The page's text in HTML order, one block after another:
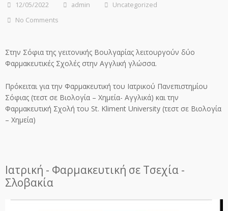
12/05/2022 admin
Uncategorized
No Comments
Στην Σόφια της γειτονικής Βουλγαρίας λειτουργούν δύο
Φαρμακευτικές Σχολές στην Αγγλική γλώσσα.
Πρόκειται για την Φαρμακευτική του Ιατρικού Πανεπιστημίου
Σόφιας (τεστ σε Βιολογία – Χημεία- Αγγλικά) και την
Φαρμακευτική Σχολή του St. Kliment University (τεστ σε Βιολογία
– Χημεία)
Ιατρική - Φαρμακευτική σε Τσεχία -
Σλοβακία